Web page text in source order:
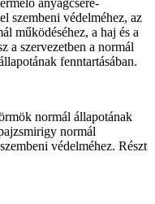
anyagcsere-
szembeni védelméhez, az
működéséhez, a haj és a
a szervezetben a normál
fenntartásában.
normál állapotának
normál
védelméhez. Részt